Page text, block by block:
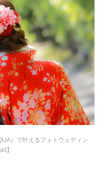
）で叶えるフォトウェディン
】